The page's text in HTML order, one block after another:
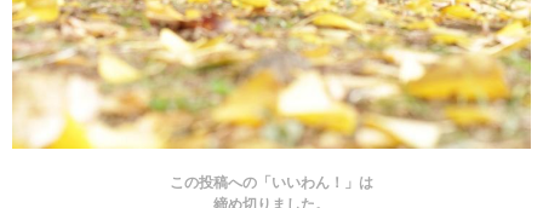
この投稿への「いいわん！」は
締め切りました。